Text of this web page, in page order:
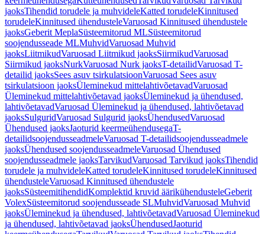
jaoksTihendid torudele ja muhvideleKatted torudeleKinnitused
torudeleKinnitused ühendusteleVaruosad Kinnitused ühendustele
jaoksGeberit MeplaSüsteemitorud MLSüsteemitorud
soojendusseade MLMuhvidVaruosad Muhvid
jaoksLiitmikudVaruosad Liitmikud jaoksSiirmikudVaruosad
Siirmikud jaoksNurkVaruosad Nurk jaoksT-detailidVaruosad T-
detailid jaoksSees asuv tsirkulatsioonVaruosad Sees asuv
tsirkulatsioon jaoksÜleminekud mittelahtivõetavadVaruosad
Üleminekud mittelahtivõetavad jaoksÜleminekud ja ühendused,
lahtivõetavadVaruosad Üleminekud ja ühendused, lahtivõetavad
jaoksSulguridVaruosad Sulgurid jaoksÜhendusedVaruosad
Ühendused jaoksJaoturid keermeühendusegaT-
detailidsoojendusseadmeleVaruosad T-detailidsoojendusseadmele
jaoksÜhendused soojendusseadmeleVaruosad Ühendused
soojendusseadmele jaoksTarvikudVaruosad Tarvikud jaoksTihendid
torudele ja muhvideleKatted torudeleKinnitused torudeleKinnitused
ühendusteleVaruosad Kinnitused ühendustele
jaoksSüsteemitihendidKomplektid kruvid äärikühendusteleGeberit
VolexSüsteemitorud soojendusseade SLMuhvidVaruosad Muhvid
jaoksÜleminekud ja ühendused, lahtivõetavadVaruosad Üleminekud
ja ühendused, lahtivõetavad jaoksÜhendusedJaoturid